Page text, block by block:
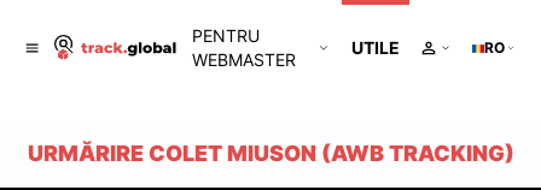
PENTRU
WEBMASTER
UTILE RO
URMĂRIRE COLET MIUSON (AWB TRACKING)